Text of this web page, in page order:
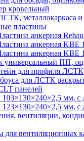
кровельный
металлокаркаса
пластины
анкерная
анкерная KBE
анкерная KBE
универсальный ПП,
для профиля ЛСТК
для ЛСТК
панелей
103×130×240×2,5 мм, с
123×130×240×2,5 мм, с
вентиляции,
для вентиляционных